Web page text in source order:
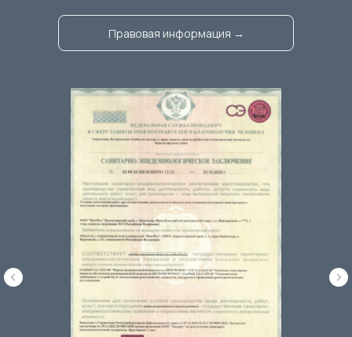
Правовая информация →